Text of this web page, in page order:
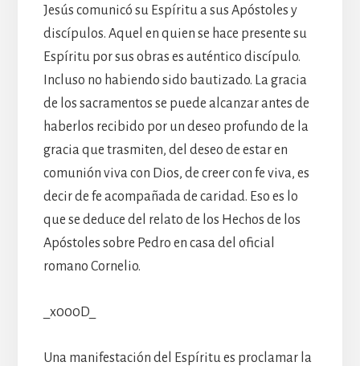
Jesús comunicó su Espíritu a sus Apóstoles y
discípulos. Aquel en quien se hace presente su
Espíritu por sus obras es auténtico discípulo.
Incluso no habiendo sido bautizado. La gracia
de los sacramentos se puede alcanzar antes de
haberlos recibido por un deseo profundo de la
gracia que trasmiten, del deseo de estar en
comunión viva con Dios, de creer con fe viva, es
decir de fe acompañada de caridad. Eso es lo
que se deduce del relato de los Hechos de los
Apóstoles sobre Pedro en casa del oficial
romano Cornelio.
_x000D_
Una manifestación del Espíritu es proclamar la